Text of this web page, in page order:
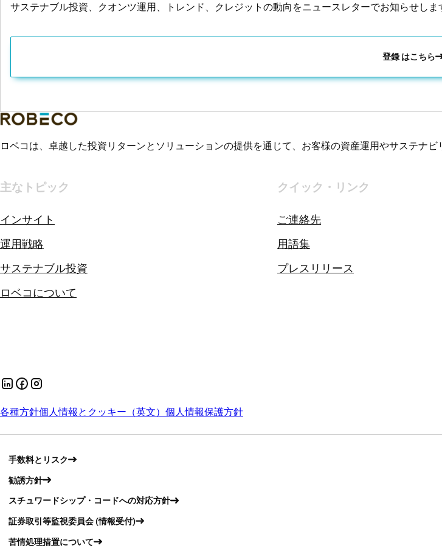
サステナブル投資、クオンツ運用、トレンド、クレジットの動向をニュースレターでお知らせしま
登録 はこちら
ロベコは、卓越した投資リターンとソリューションの提供を通じて、お客様の資産運用やサステナ
主なトピック
インサイト
運用戦略
サステナブル投資
ロベコについて
クイック・リンク
ご連絡先
用語集
プレスリリース
各種方針個人情報とクッキー（英文） 個人情報保護方針
手数料とリスク
勧誘方針
スチュワードシップ・コードへの対応方針
証券取引等監視委員会 (情報受付)
苦情処理措置について